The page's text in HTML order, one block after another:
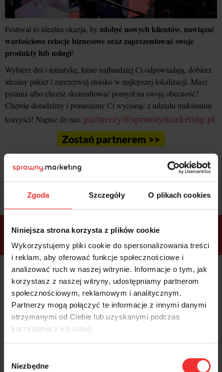
Zgoda Szczegóły O plikach cookies
Niniejsza strona korzysta z plików cookie
Wykorzystujemy pliki cookie do spersonalizowania treści
i reklam, aby oferować funkcje społecznościowe i
analizować ruch w naszej witrynie. Informacje o tym, jak
korzystasz z naszej witryny, udostępniamy partnerom
społecznościowym, reklamowym i analitycznym.
Partnerzy mogą połączyć te informacje z innymi danymi
otrzymanymi od Ciebie lub uzyskanymi podczas
korzystania z ich usług.
zgody
Niezbędne
Festiwal to idealna okazja, by zdobyć nowych klientów, nawiązać
wartościowe relacje biznesowe oraz zaprezentować swoje
produkty lub usługi!
Wybierz dni i tematykę, które najbardziej Ci odpowiadają, dobierz
idealny pakiet i zarezerwuj stoisko w najlepszej lokalizacji. Masz
pytania albo chcesz skonsultować pomysł na swoją obecność?
Chętnie doradzimy i pomożemy Ci wycisnąć z udziału maksimum
korzyści! Napisz do nas: partnerzy@sprawnymarketing.pl
Zostań partnerem >>
Sprawdź bonusyi wybierz bilet
ramach
pakietów
VIP Premium
Kolacja z prelegentami i before
party (Hotel Sheraton, 27.10) tylko
wbilecie ALLPASS VIP
Dostępne
tylko w
bilecie
ALLPASS
VIP
Dedykowana strefa VIP z
możliwością networkingu z
prelegentami i wystawcami w
WARTOŚĆ: 1970 zł